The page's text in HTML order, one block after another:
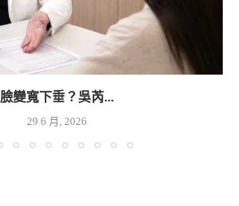
臉變寬下垂？吳芮...
29 6 月, 2026